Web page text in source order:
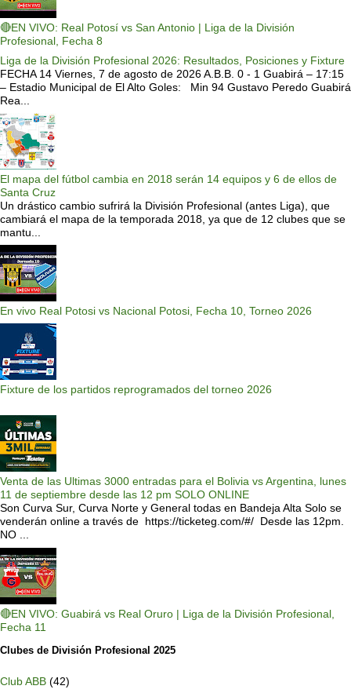
🔴EN VIVO: Real Potosí vs San Antonio | Liga de la División
Profesional, Fecha 8
Liga de la División Profesional 2026: Resultados, Posiciones y Fixture
FECHA 14 Viernes, 7 de agosto de 2026 A.B.B. 0 - 1 Guabirá – 17:15
– Estadio Municipal de El Alto Goles: Min 94 Gustavo Peredo Guabirá
Rea...
El mapa del fútbol cambia en 2018 serán 14 equipos y 6 de ellos de
Santa Cruz
Un drástico cambio sufrirá la División Profesional (antes Liga), que
cambiará el mapa de la temporada 2018, ya que de 12 clubes que se
mantu...
En vivo Real Potosi vs Nacional Potosi, Fecha 10, Torneo 2026
Fixture de los partidos reprogramados del torneo 2026
Venta de las Ultimas 3000 entradas para el Bolivia vs Argentina, lunes
11 de septiembre desde las 12 pm SOLO ONLINE
Son Curva Sur, Curva Norte y General todas en Bandeja Alta Solo se
venderán online a través de https://ticketeg.com/#/ Desde las 12pm.
NO ...
🔴EN VIVO: Guabirá vs Real Oruro | Liga de la División Profesional,
Fecha 11
Clubes de División Profesional 2025
Club ABB (42)